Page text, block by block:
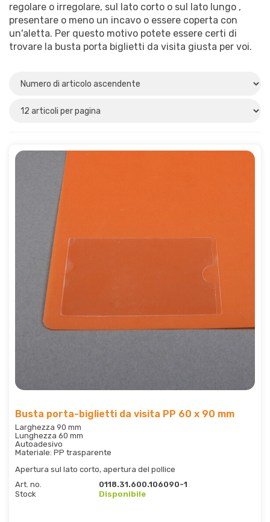
PP(1)
regolare o irregolare, sul lato corto o sul lato lungo ,
presentare o meno un incavo o essere coperta con
un'aletta. Per questo motivo potete essere certi di
trovare la busta porta biglietti da visita giusta per voi.
Busta porta-biglietti da visita PP 60 x 90 mm
Larghezza 90 mm
Lunghezza 60 mm
Autoadesivo
Materiale: PP trasparente
Apertura sul lato corto, apertura del pollice
Art. no.
0118.31.600.106090-1
Stock
Disponibile